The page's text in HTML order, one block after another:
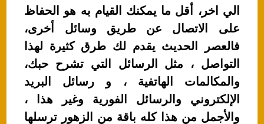
الي اخر، أقل ما يمكنك القيام به هو الحفاظ
على الاتصال عن طريق وسائل أخرى،
فالعصر الحديث يقدم لك طرق كثيرة لهذا
التواصل ، مثل الرسائل التي تشرح حبك،
والمكالمات الهاتفية ، و رسائل البريد
الإلكتروني والرسائل الفورية وغير هذا ،
والأجمل من هذا كله باقة من الزهور ترسلها